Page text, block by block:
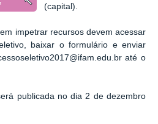
(capital).
impetrar recursos devem acessar
baixar o formulário e enviar
até o
publicada no dia 2 de dezembro